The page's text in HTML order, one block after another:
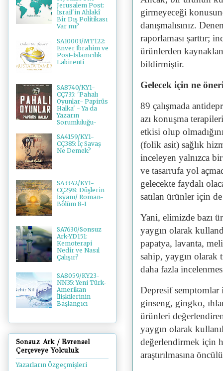
girmeyeceği
danışmalısınız.
raporlaması şarttır;
ürünlerden
bildirmiştir.
Gelecek için ne
89 çalışmada
azı konuşma
etkisi olup
(folik asit) sağlık
inceleyen yalnızca
ve tasarrufa yol
gelecekte faydalı
satılan ürünler için
Yani, elimizde bazı
yaygın olarak
papatya, lavanta,
sahip, yaygın olarak
daha fazla
Depresif
ginseng, gingko,
ürünleri
yaygın olarak
değerlendirmek için
araştırılmasına
Jerusalem Post:
İsrail'in Ahlakî
Bir Dış Politikası
Var mı?
SA10003/MT122:
Enver İbrahim ve
Post-İslamcılık
Labirenti
SA8740/KY1-
CÇ735: 'Pahalı
Oyunlar- Papirüs
Halka' - Ya da
Yazarın
Sorumluluğu-
SA4159/KY1-
CÇ385: İç Savaş
Ne Demek?
SA3342/KY1-
CÇ298: Düşlerin
İsyanı/ Roman-
Bölüm 8-I
SA7630/Sonsuz
Ark-YD151:
Kemoterapi
Nedir ve Nasıl
Çalışır?
SA8059/KY23-
NN35: Yeni Türk-
Amerikan
İlişkilerinin
Başlangıcı
Sonsuz Ark / Evrensel
Çerçeveye Yolculuk
Yazarların Özgeçmişleri